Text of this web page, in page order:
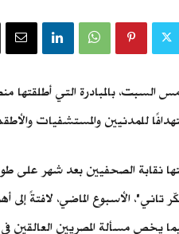
السبت، بالمبادرة التي
للمدنيين والمستشفيات
نقابة الصحفيين بعد شهر
تاني"، الأسبوع الماضي، لافتةً
يخص مسألة المصريين العالقين